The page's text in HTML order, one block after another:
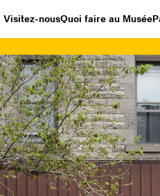
Visitez-nousQuoi faire au Musée